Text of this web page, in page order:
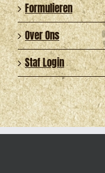
Formulieren
Over Ons
Staf Login